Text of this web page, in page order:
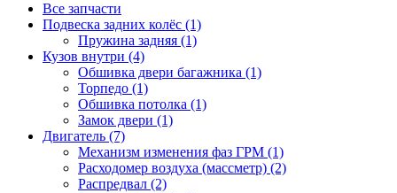
Все запчасти
Подвеска задних колёс (1)
Пружина задняя (1)
Кузов внутри (4)
Обшивка двери багажника (1)
Торпедо (1)
Обшивка потолка (1)
Замок двери (1)
Двигатель (7)
Механизм изменения фаз ГРМ (1)
Расходомер воздуха (массметр) (2)
Распредвал (2)